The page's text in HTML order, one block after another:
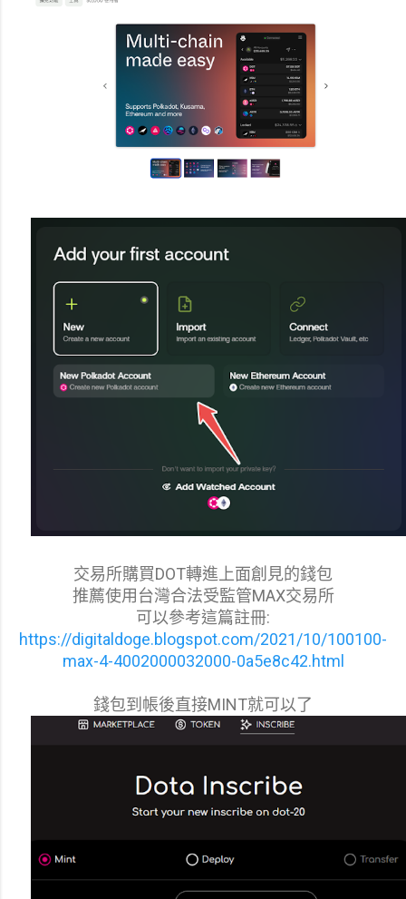
交易所購買DOT轉進上面創見的錢包
推薦使用台灣合法受監管MAX交易所
可以參考這篇註冊:
https://digitaldoge.blogspot.com/2021/10/100100-
max-4-4002000032000-0a5e8c42.html
錢包到帳後直接MINT就可以了